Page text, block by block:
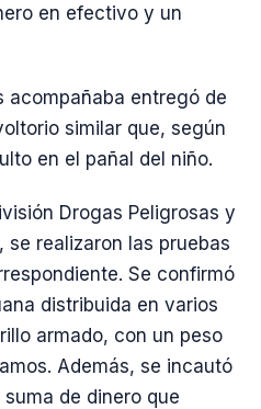
en efectivo y un
acompañaba entregó de
similar que, según
en el pañal del niño.
Drogas Peligrosas y
realizaron las pruebas
Se confirmó
distribuida en varios
armado, con un peso
Además, se incautó
de dinero que